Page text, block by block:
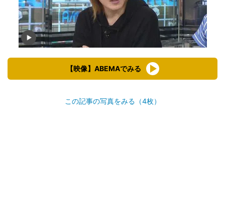
【映像】ABEMAでみる
この記事の写真をみる（4枚）